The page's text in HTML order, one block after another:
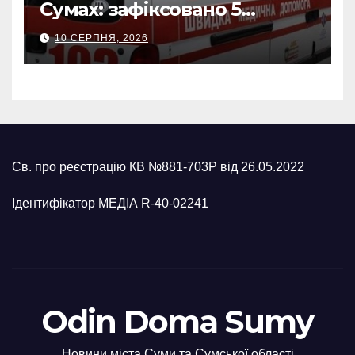
Сумах: зафіксовано 5
влучань, щонайменше
п’ятеро поранених
10 СЕРПНЯ, 2026
Св. про реєстрацію КВ №881-703Р від 26.05.2022
Ідентифікатор МЕДІА R-40-02241
Odin Doma Sumy